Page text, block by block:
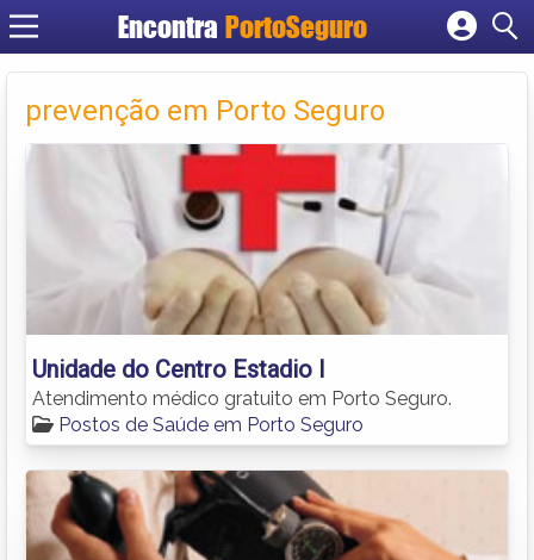
Encontra PortoSeguro
Cadastrar empresa
Criar conta
prevenção em Porto Seguro
Unidade do Centro Estadio I
Atendimento médico gratuito em Porto Seguro.
Postos de Saúde em Porto Seguro